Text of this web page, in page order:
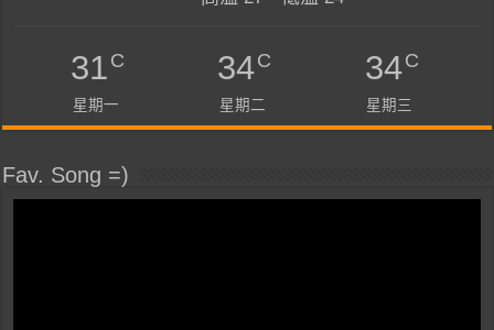
31C
星期一
34C
星期二
34C
星期三
Fav. Song =)